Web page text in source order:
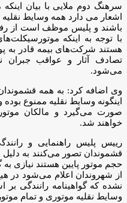
اشعار می دارد همه وسایط نقلیه
باشند و پلیس موظف است از رفت
با توجه به اینکه
هستند شرکت‌های بیمه قادر به
تصادف آثار و عواقب جبران
می‌شود.
وی اضافه کرد: به همه
اینگونه وسایط نقلیه ممنوع
صورت می‌گیرد و مالکان
خواهند شد.
رییس پلیس راهنمایی و
قشموندان تصور می‌کنند به
حجم موتور پایین هستند نیازی به
از شهروندان اعلام می‌شود در
نشده که گواهینامه رانندگی
وسایط نقلیه موتوری و تمام